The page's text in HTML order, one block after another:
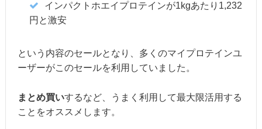
インパクトホエイプロテインが1kgあたり1,232
円と激安
という内容のセールとなり、多くのマイプロテインユ
ーザーがこのセールを利用していました。
まとめ買いするなど、うまく利用して最大限活用する
ことをオススメします。